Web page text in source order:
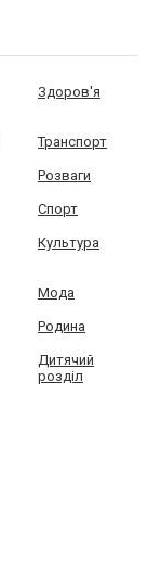
Здоров'я
Транспорт
Розваги
Спорт
Культура
Мода
Родина
Дитячий
розділ